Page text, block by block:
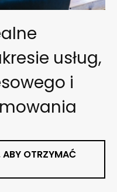
usług,
i
OTRZYMAĆ